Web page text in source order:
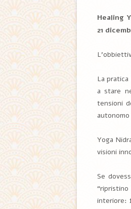
Healing
21
La
a stare
tensioni
Yoga
visioni
Se
interiore: